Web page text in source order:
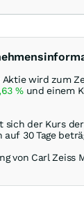
Aktie wird zum
%und einem
sich der Kurs
auf 30 Tage
von Carl